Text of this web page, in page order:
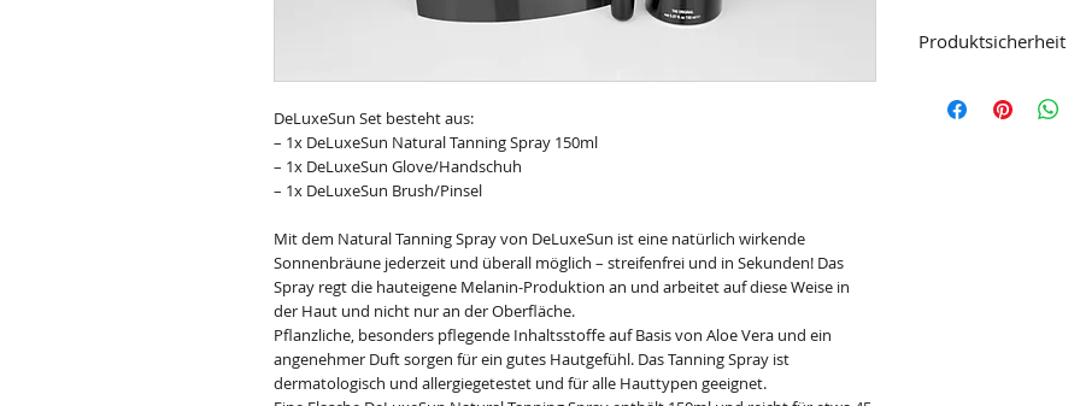
DeLuxeSun Set besteht aus:
– 1x DeLuxeSun Natural Tanning Spray 150ml
– 1x DeLuxeSun Glove/Handschuh
– 1x DeLuxeSun Brush/Pinsel
Mit dem Natural Tanning Spray von DeLuxeSun ist eine natürlich wirkende
Sonnenbräune jederzeit und überall möglich – streifenfrei und in Sekunden! Das
Spray regt die hauteigene Melanin-Produktion an und arbeitet auf diese Weise in
der Haut und nicht nur an der Oberfläche.
Pflanzliche, besonders pflegende Inhaltsstoffe auf Basis von Aloe Vera und ein
angenehmer Duft sorgen für ein gutes Hautgefühl. Das Tanning Spray ist
dermatologisch und allergiegetestet und für alle Hauttypen geeignet.
Produktsicherheit
Hala Schekar®